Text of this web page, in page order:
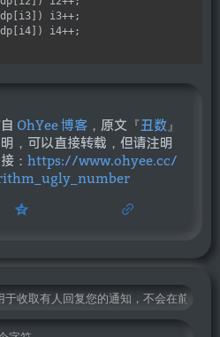
i3++;
i4++;
OhYee 博客 ，原文『丑数 』
，可以直接转载，但请注明
： https://www.ohyee.cc/